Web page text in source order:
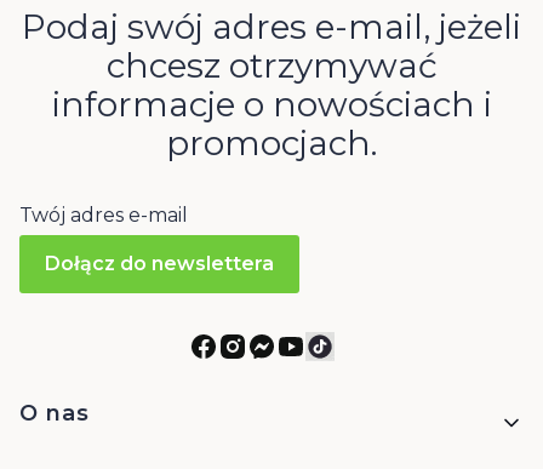
Podaj swój adres e-mail, jeżeli
chcesz otrzymywać
informacje o nowościach i
promocjach.
Twój adres e-mail
Dołącz do newslettera
Linki w stopce
O nas